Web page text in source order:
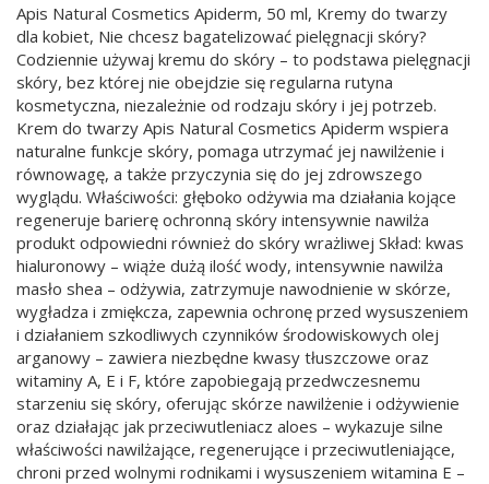
Apis Natural Cosmetics Apiderm, 50 ml, Kremy do twarzy
dla kobiet, Nie chcesz bagatelizować pielęgnacji skóry?
Codziennie używaj kremu do skóry – to podstawa pielęgnacji
skóry, bez której nie obejdzie się regularna rutyna
kosmetyczna, niezależnie od rodzaju skóry i jej potrzeb.
Krem do twarzy Apis Natural Cosmetics Apiderm wspiera
naturalne funkcje skóry, pomaga utrzymać jej nawilżenie i
równowagę, a także przyczynia się do jej zdrowszego
wyglądu. Właściwości: głęboko odżywia ma działania kojące
regeneruje barierę ochronną skóry intensywnie nawilża
produkt odpowiedni również do skóry wrażliwej Skład: kwas
hialuronowy – wiąże dużą ilość wody, intensywnie nawilża
masło shea – odżywia, zatrzymuje nawodnienie w skórze,
wygładza i zmiękcza, zapewnia ochronę przed wysuszeniem
i działaniem szkodliwych czynników środowiskowych olej
arganowy – zawiera niezbędne kwasy tłuszczowe oraz
witaminy A, E i F, które zapobiegają przedwczesnemu
starzeniu się skóry, oferując skórze nawilżenie i odżywienie
oraz działając jak przeciwutleniacz aloes – wykazuje silne
właściwości nawilżające, regenerujące i przeciwutleniające,
chroni przed wolnymi rodnikami i wysuszeniem witamina E –